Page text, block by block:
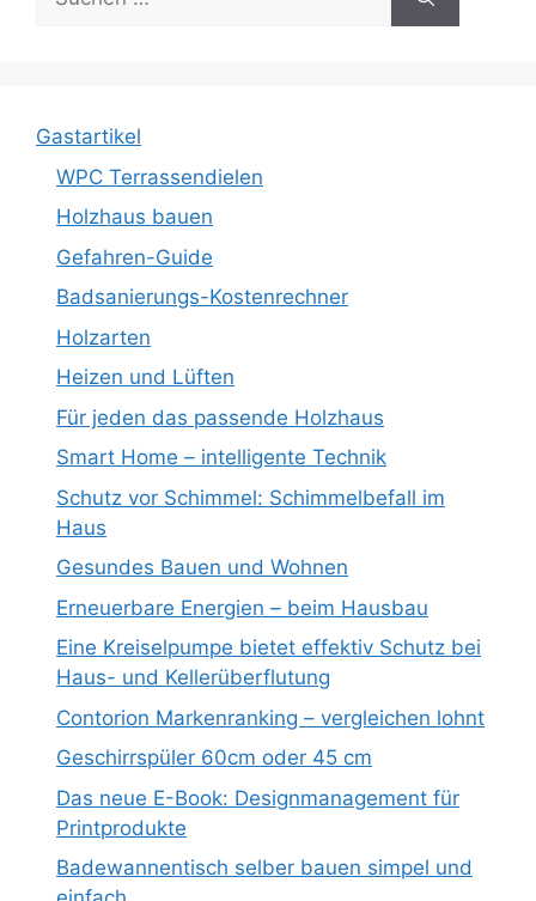
nach:
Gastartikel
WPC Terrassendielen
Holzhaus bauen
Gefahren-Guide
Badsanierungs-Kostenrechner
Holzarten
Heizen und Lüften
Für jeden das passende Holzhaus
Smart Home – intelligente Technik
Schutz vor Schimmel: Schimmelbefall im
Haus
Gesundes Bauen und Wohnen
Erneuerbare Energien – beim Hausbau
Eine Kreiselpumpe bietet effektiv Schutz bei
Haus- und Kellerüberflutung
Contorion Markenranking – vergleichen lohnt
Geschirrspüler 60cm oder 45 cm
Das neue E-Book: Designmanagement für
Printprodukte
Badewannentisch selber bauen simpel und